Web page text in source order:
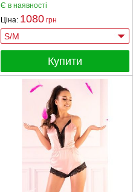
Є в наявності
Ціна: 1080 грн
Купити